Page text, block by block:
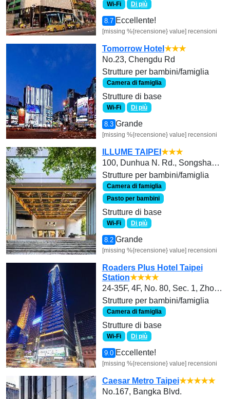
Wi-Fi Di più
8.7 Eccellente!
[missing %{recensione} value] recensioni
Tomorrow Hotel ★★★
No.23, Chengdu Rd
Strutture per bambini/famiglia
Camera di famiglia
Strutture di base
Wi-Fi Di più
8.3 Grande
[missing %{recensione} value] recensioni
ILLUME TAIPEI ★★★
100, Dunhua N. Rd., Songshan Dist.
Strutture per bambini/famiglia
Camera di famiglia
Pasto per bambini
Strutture di base
Wi-Fi Di più
8.2 Grande
[missing %{recensione} value] recensioni
Roaders Plus Hotel Taipei
Station★★★★
24-35F, 4F, No. 80, Sec. 1, Zhongxiao W. Rd., Zhongzheng Dist., Taipei City 100, Taiwan(R.O.C.)
Strutture per bambini/famiglia
Camera di famiglia
Strutture di base
Wi-Fi Di più
9.0 Eccellente!
[missing %{recensione} value] recensioni
Caesar Metro Taipei★★★★★
No.167, Bangka Blvd.